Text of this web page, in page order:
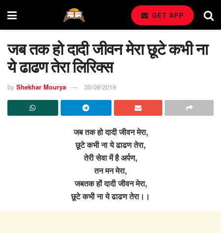
GET APP
जब तक हो दादी जीवन मेरा छूटे कभी ना
ये ढाढण तेरा लिरिक्स
by Shekhar Mourya 30/08/2019
जब तक हो दादी जीवन मेरा,
छूटे कभी ना ये ढाढण तेरा,
तेरी सेवा में है अर्पण,
तन मन मेरा,
जबतक हों दादी जीवन मेरा,
छूटे कभी ना ये ढाढण तेरा।।